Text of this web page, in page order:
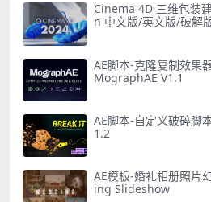
Cinema 4D 三维包装
n 中文版/英文版/破解
AE脚本-克隆复制效果
MographAE V1.1
AE脚本-自定义破碎脚
1.2
AE模板-婚礼相册照片
ing Slideshow